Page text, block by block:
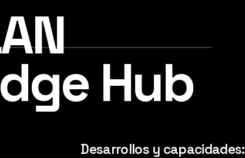
Hub
Desarrollos y capacidades: